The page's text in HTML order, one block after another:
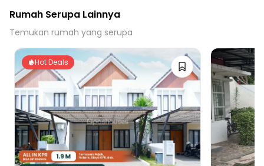
Rumah Serupa Lainnya
Temukan rumah yang serupa
Hot Deals